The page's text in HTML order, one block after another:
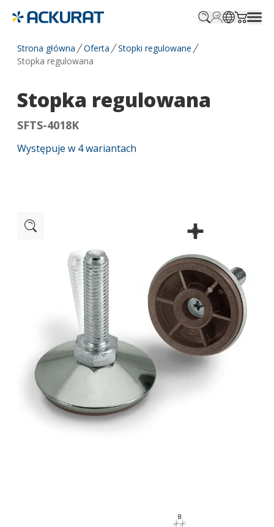
Strona główna Oferta
Stopki regulowane
Stopka regulowana
Stopka regulowana
SFTS-4018K
Występuje w 4wariantach